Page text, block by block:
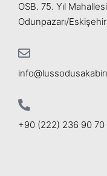
OSB. 75. Yıl
Odunpazarı/Eskişehir
+90 (222) 236 90 70